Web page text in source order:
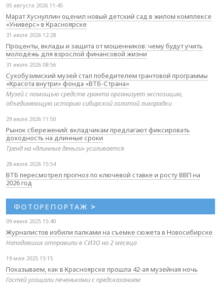
05 августа 2026 11:45
Марат Хуснуллин оценил новый детский сад в жилом комплексе
«Универс» в Красноярске
31 июля 2026 12:28
Проценты, вклады и защита от мошенников: чему будут учить
молодёжь для взрослой финансовой жизни
31 июля 2026 08:56
Сухобузимский музей стал победителем грантовой программы
«Красота внутри» фонда «ВТБ-Страна»
Музей с помощью средств гранта организует экспозицию,
объединяющую историю сибирской золотой лихорадки
29 июля 2026 11:50
Рынок сбережений: вкладчикам предлагают фиксировать
доходность на длинные сроки
Тренд на «длинные деньги» усиливается
28 июля 2026 15:54
ВТБ пересмотрел прогноз по ключевой ставке и росту ВВП на
2026 год
ФОТОРЕПОРТАЖ >
09 июня 2025 15:40
Журналистов избили палками на съемке сюжета в Новосибирске
Нападавших отправили в СИЗО на 2 месяца
19 мая 2025 15:15
Показываем, как в Красноярске прошла 42-ая музейная ночь
Гостей угощали печеньками с предсказанием